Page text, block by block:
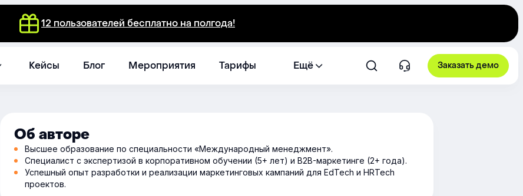
12 пользователей бесплатно на полгода!
Кейсы Блог Мероприятия Тарифы Ещё Заказать демо
Об авторе
Высшее образование по специальности «Международный менеджмент».
Специалист с экспертизой в корпоративном обучении (5+ лет) и B2B-маркетинге (2+ года).
Успешный опыт разработки и реализации маркетинговых кампаний для EdTech и HRTech
проектов.